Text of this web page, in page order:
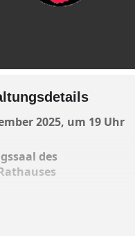
2025, um 19 Uhr
des